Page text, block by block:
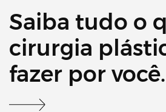
Saiba tudo o
cirurgia
fazer por você.